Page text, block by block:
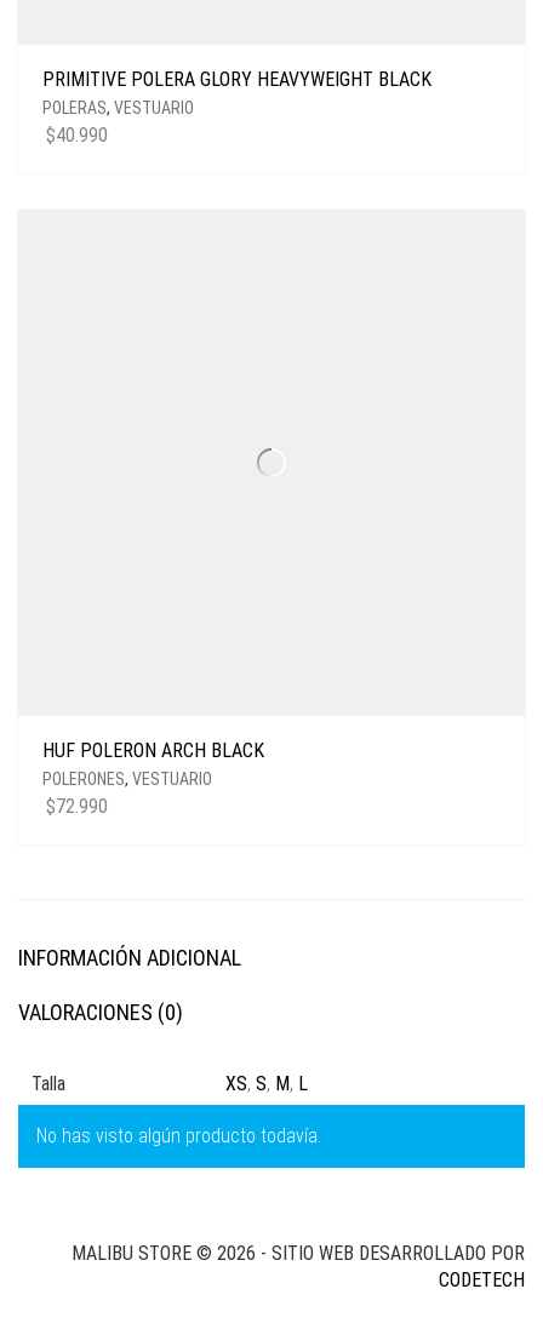
PRIMITIVE POLERA GLORY HEAVYWEIGHT BLACK
POLERAS, VESTUARIO
$40.990
HUF POLERON ARCH BLACK
POLERONES, VESTUARIO
$72.990
INFORMACIÓN ADICIONAL
VALORACIONES (0)
Talla XS, S, M, L
No has visto algún producto todavía.
MALIBU STORE © 2026 - SITIO WEB DESARROLLADO POR
CODETECH